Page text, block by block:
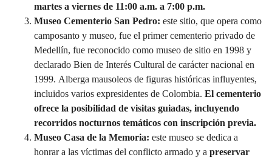
martes a viernes de 11:00 a.m. a 7:00 p.m.
Museo Cementerio San Pedro: este sitio, que opera como
camposanto y museo, fue el primer cementerio privado de
Medellín, fue reconocido como museo de sitio en 1998 y
declarado Bien de Interés Cultural de carácter nacional en
1999. Alberga mausoleos de figuras históricas influyentes,
incluidos varios expresidentes de Colombia. El cementerio
ofrece la posibilidad de visitas guiadas, incluyendo
recorridos nocturnos temáticos con inscripción previa.
Museo Casa de la Memoria: este museo se dedica a
honrar a las víctimas del conflicto armado y a preservar